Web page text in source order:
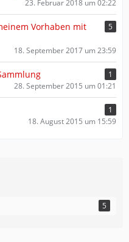
23. Februar 2018 um 02:22
Vorhaben mit
5
18. September 2017 um 23:59
1
28. September 2015 um 01:21
1
18. August 2015 um 15:59
5